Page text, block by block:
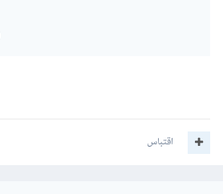
اقتباس